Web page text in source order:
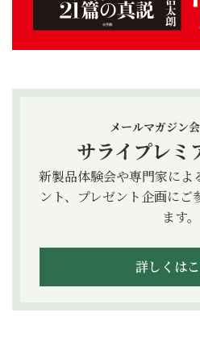
メールマガジン
サライプレミ
新製品体験会や専門家によ
ント、プレゼント企画に
ます。
詳しくは